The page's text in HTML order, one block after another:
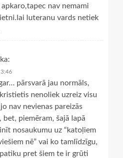
nav nemami
luteranu vards netiek
pārsvarā jau normāls,
nenoliek uzreiz visu
nav nevienas pareizās
bet, piemēram, šajā lapā
nosaukumu uz “katoļiem
nē” vai ko tamlīdzīgu,
pret šiem te ir grūti